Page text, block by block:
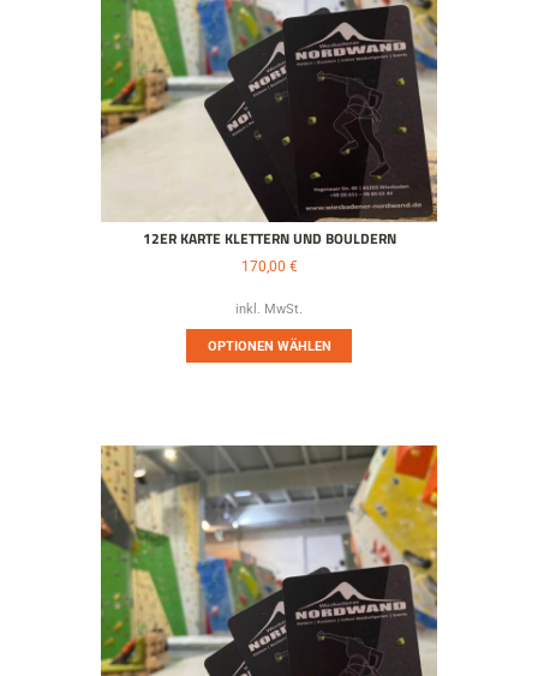
12ER KARTE KLETTERN UND BOULDERN
170,00 €
inkl. MwSt.
OPTIONEN WÄHLEN